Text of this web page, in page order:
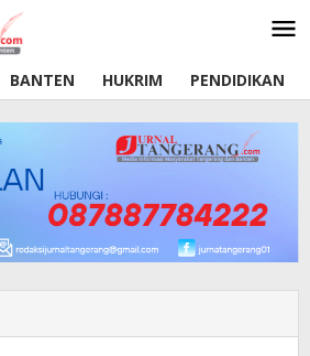
BANTEN HUKRIM PENDIDIKAN
Bupati